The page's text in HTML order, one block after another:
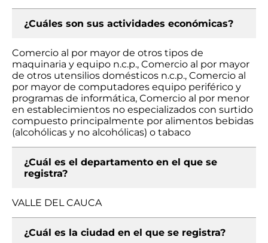
¿Cuáles son sus actividades económicas?
Comercio al por mayor de otros tipos de
maquinaria y equipo n.c.p., Comercio al por mayor
de otros utensilios domésticos n.c.p., Comercio al
por mayor de computadores equipo periférico y
programas de informática, Comercio al por menor
en establecimientos no especializados con surtido
compuesto principalmente por alimentos bebidas
(alcohólicas y no alcohólicas) o tabaco
¿Cuál es el departamento en el que se
registra?
VALLE DEL CAUCA
¿Cuál es la ciudad en el que se registra?